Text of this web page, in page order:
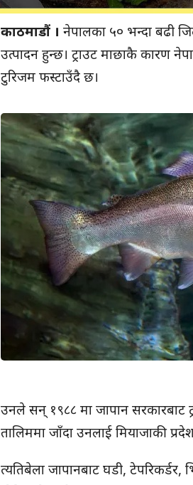
काठमाडौं ।नेपालका ५० भन्दा बढी
उत्पादन हुन्छ। ट्राउट माछाकै कारण
टुरिजम फस्टाउँदै छ।
उनले सन् १९८८ मा जापान सरकारबाट
तालिममा जाँदा उनलाई मियाजाकी
त्यतिबेला जापानबाट घडी, टेपरिकर्डर,